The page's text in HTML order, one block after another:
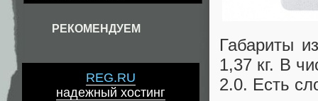
РЕКОМЕНДУЕМ
REG.RU
надежный хостинг
Габариты
1,37 кг. В
2.0. Есть